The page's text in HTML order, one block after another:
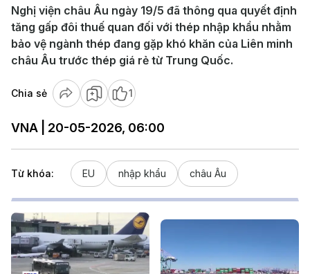
Nghị viện châu Âu ngày 19/5 đã thông qua quyết định
tăng gấp đôi thuế quan đối với thép nhập khẩu nhằm
bảo vệ ngành thép đang gặp khó khăn của Liên minh
châu Âu trước thép giá rẻ từ Trung Quốc.
Chia sẻ 1
VNA | 20-05-2026, 06:00
Từ khóa: EU nhập khẩu châu Âu